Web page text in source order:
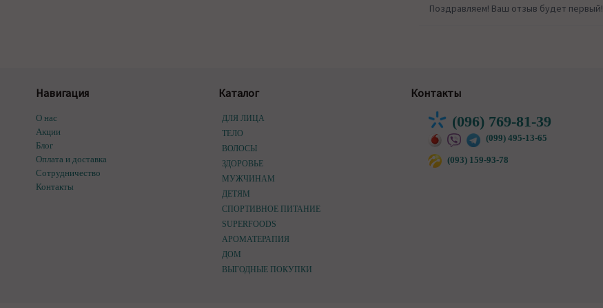
Поздравляем! Ваш отзыв будет первый!
Навигация
О нас
Акции
Блог
Оплата и доставка
Сотрудничество
Контакты
Каталог
ДЛЯ ЛИЦА
ТЕЛО
ВОЛОСЫ
ЗДОРОВЬЕ
МУЖЧИНАМ
ДЕТЯМ
СПОРТИВНОЕ ПИТАНИЕ
SUPERFOODS
АРОМАТЕРАПИЯ
ДОМ
ВЫГОДНЫЕ ПОКУПКИ
Контакты
(096) 769-81-39
(099) 495-13-65
(093) 159-93-78